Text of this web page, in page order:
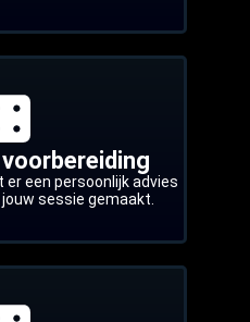
er een persoonlijk advies
sessie gemaakt.